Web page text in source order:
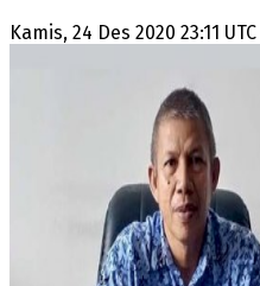
Kamis, 24 Des 2020 23:11 UTC